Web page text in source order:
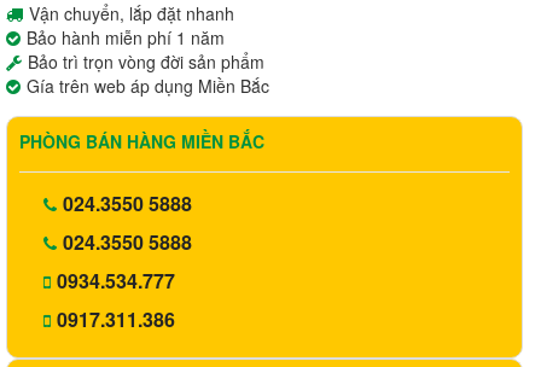
Vận chuyển, lắp đặt nhanh
Bảo hành miễn phí 1 năm
Bảo trì trọn vòng đời sản phẩm
Gía trên web áp dụng Miền Bắc
PHÒNG BÁN HÀNG MIỀN BẮC
024.3550 5888
024.3550 5888
0934.534.777
0917.311.386